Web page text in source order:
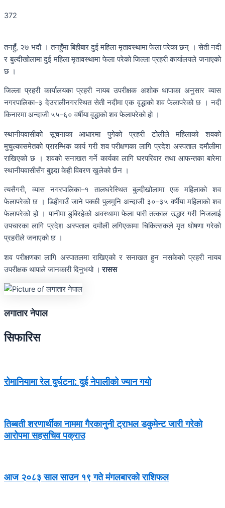
372
तनहुँ, २७ भदौ । तनहुँमा बिहीबार दुई महिला मृतावस्थामा फेला परेका छन् । सेती नदी
र बुल्दीखोलामा दुई महिला मृतावस्थामा फेला परेको जिल्ला प्रहरी कार्यालयले जनाएको
छ ।
जिल्ला प्रहरी कार्यालयका प्रहरी नायब उपरीक्षक अशोक थापाका अनुसार व्यास
नगरपालिका–३ देउरालीनगरस्थित सेती नदीमा एक वृद्धाको शव फेलापरेको छ । नदी
किनारमा अन्दाजी ५५–६० वर्षीया वृद्धाको शव फेलापरेको हो ।
स्थानीयवासीको सूचनाका आधारमा पुगेको प्रहरी टोलीले महिलाको शवको
मुचुल्कासमेतको प्रारम्भिक कार्य गरी शव परीक्षणका लागि प्रदेश अस्पताल दमौलीमा
राखिएको छ । शवको सनाखत गर्ने कार्यका लागि घरपरिवार तथा आफन्तका बारेमा
स्थानीयवासीसँग बुझ्दा केही विवरण खुलेको छैन ।
त्यसैगरी, व्यास नगरपालिका–१ तालघरेस्थित बुल्दीखोलामा एक महिलाको शव
फेलापरेको छ । डिहीगाउँ जाने पक्की पुलमुनि अन्दाजी ३०–३५ वर्षीया महिलाको शव
फेलापरेको हो । पानीमा डुबिरहेको अवस्थामा फेला पारी तत्काल उद्धार गरी निजलाई
उपचारका लागि प्रदेश अस्पताल दमौली लगिएकामा चिकित्सकले मृत घोषणा गरेको
प्रहरीले जनाएको छ ।
शव परीक्षणका लागि अस्पातलमा राखिएको र सनाखत हुन नसकेको प्रहरी नायब
उपरीक्षक थापाले जानकारी दिनुभयो । रासस
लगातार नेपाल
सिफारिस
रोमानियामा रेल दुर्घटना: दुई नेपालीको ज्यान गयो
तिब्बती शरणार्थीका नाममा गैरकानुनी ट्राभल डकुमेन्ट जारी गरेको
आरोपमा सहसचिव पक्राउ
आज २०८३ साल साउन १९ गते मंगलबारको राशिफल